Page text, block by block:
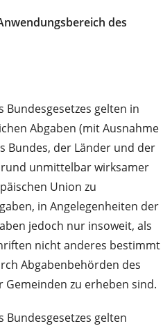
des
Bundesgesetzes gelten in
Abgaben (mit Ausnahme
Bundes, der Länder und der
unmittelbar wirksamer
Union zu
in Angelegenheiten der
jedoch nur insoweit, als
nicht anderes bestimmt
Abgabenbehörden des
zu erheben sind.
Bundesgesetzes gelten